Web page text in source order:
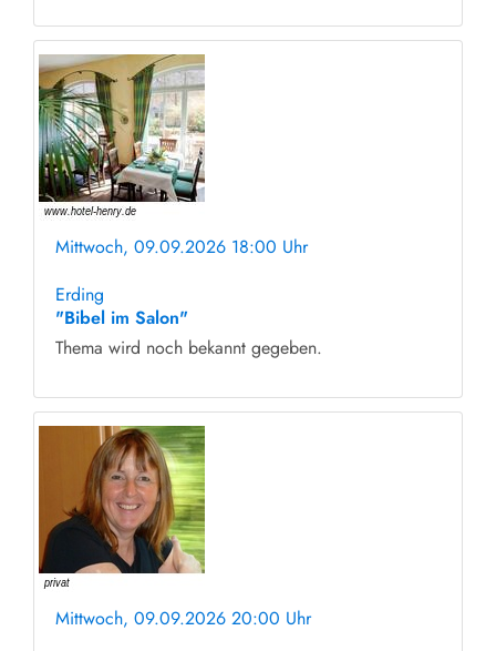
Mittwoch, 09.09.2026 18:00 Uhr
Erding
"Bibel im Salon"
Thema wird noch bekannt gegeben.
Mittwoch, 09.09.2026 20:00 Uhr